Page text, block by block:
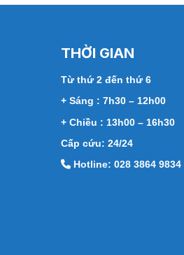
THỜI GIAN
Từ thứ 2 đến thứ 6
+ Sáng : 7h30 – 12h00
+ Chiều : 13h00 – 16h30
Cấp cứu: 24/24
Hotline: 028 3864 9834